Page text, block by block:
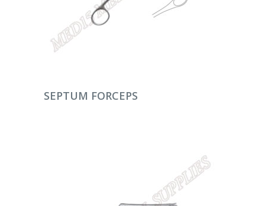
DEVAMINI OKU
SEPTUM FORCEPS